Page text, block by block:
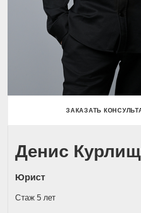
ЗАКАЗАТЬ
Денис
Юрист
Стаж 5 лет